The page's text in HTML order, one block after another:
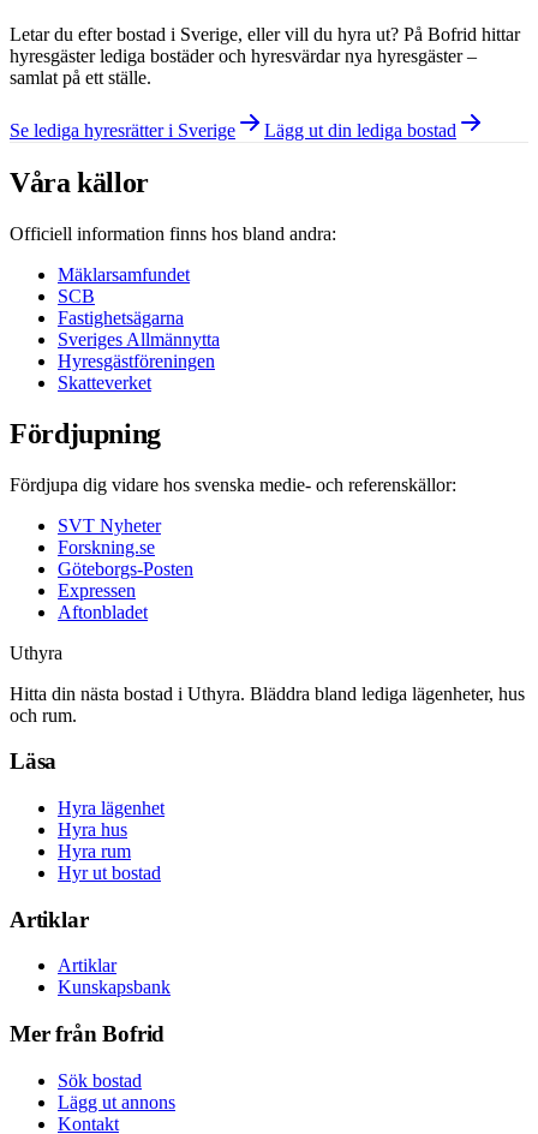
Letar du efter bostad i Sverige, eller vill du hyra ut? På Bofrid hittar
hyresgäster lediga bostäder och hyresvärdar nya hyresgäster –
samlat på ett ställe.
Se lediga hyresrätter i Sverige Lägg ut din lediga bostad
Våra källor
Officiell information finns hos bland andra:
Mäklarsamfundet
SCB
Fastighetsägarna
Sveriges Allmännytta
Hyresgästföreningen
Skatteverket
Fördjupning
Fördjupa dig vidare hos svenska medie- och referenskällor:
SVT Nyheter
Forskning.se
Göteborgs-Posten
Expressen
Aftonbladet
Uthyra
Hitta din nästa bostad i Uthyra. Bläddra bland lediga lägenheter, hus
och rum.
Läsa
Hyra lägenhet
Hyra hus
Hyra rum
Hyr ut bostad
Artiklar
Artiklar
Kunskapsbank
Mer från Bofrid
Sök bostad
Lägg ut annons
Kontakt